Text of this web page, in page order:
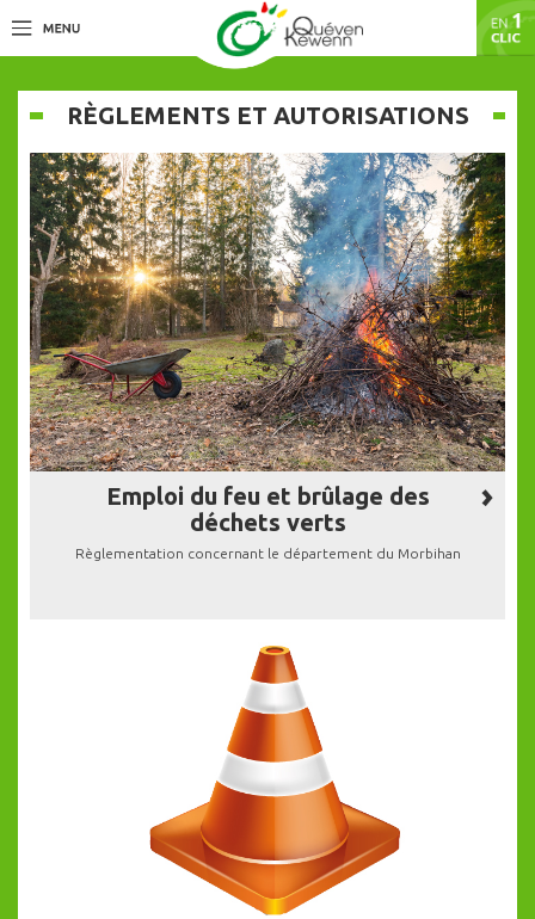
RÈGLEMENTS ET AUTORISATIONS
Emploi du feu et brûlage des
déchets verts
Règlementation concernant le département du Morbihan